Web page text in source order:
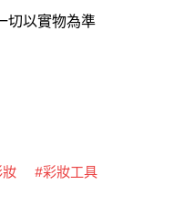
切以實物為準
彩妝工具